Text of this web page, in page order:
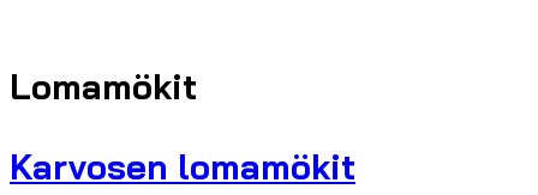
Lomamökit
Karvosen lomamökit